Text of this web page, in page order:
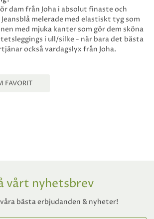
dam från Joha i absolut finaste och
melerade med elastiskt tyg som
med mjuka kanter som gör dem sköna
i ull/silke - när bara det bästa
också vardagslyx från Joha.
FAVORIT
vårt nyhetsbrev
bästa erbjudanden & nyheter!